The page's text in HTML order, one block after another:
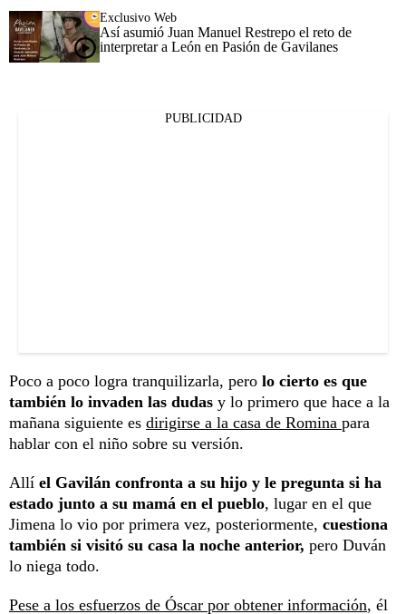
Exclusivo Web
Así asumió Juan Manuel Restrepo el reto de
interpretar a León en Pasión de Gavilanes
PUBLICIDAD
Poco a poco logra tranquilizarla, pero lo cierto es que
también lo invaden las dudas y lo primero que hace a la
mañana siguiente es dirigirse a la casa de Romina para
hablar con el niño sobre su versión.
Allí el Gavilán confronta a su hijo y le pregunta si ha
estado junto a su mamá en el pueblo, lugar en el que
Jimena lo vio por primera vez, posteriormente, cuestiona
también si visitó su casa la noche anterior, pero Duván
lo niega todo.
Pese a los esfuerzos de Óscar por obtener información, él